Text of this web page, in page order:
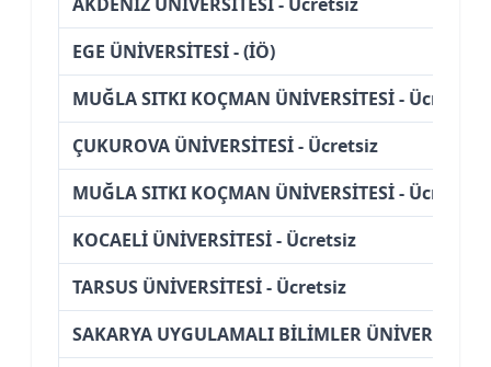
EGE ÜNİVERSİTESİ - (İÖ)
MUĞLA SITKI KOÇMAN ÜNİVERSİTESİ - Ücretsiz
ÇUKUROVA ÜNİVERSİTESİ - Ücretsiz
MUĞLA SITKI KOÇMAN ÜNİVERSİTESİ - Ücretsiz
KOCAELİ ÜNİVERSİTESİ - Ücretsiz
TARSUS ÜNİVERSİTESİ - Ücretsiz
SAKARYA UYGULAMALI BİLİMLER